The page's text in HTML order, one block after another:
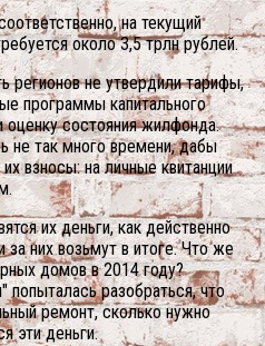
на текущий
около 3,5 трлн рублей.
регионов не утвердили тарифы,
программы капитального
состояния жилфонда.
не так много времени, дабы
взносы: на личные квитанции
их деньги, как действенно
за них возьмут в итоге. Что же
домов в 2014 году?
разобраться, что
ремонт, сколько нужно
эти деньги.